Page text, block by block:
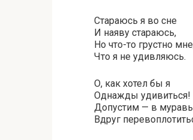
Стараюсь я во сне
И наяву стараюсь,
Но что-то грустно
Что я не удивляюсь.
О, как хотел бы я
Однажды удивиться!
Допустим — в
Вдруг